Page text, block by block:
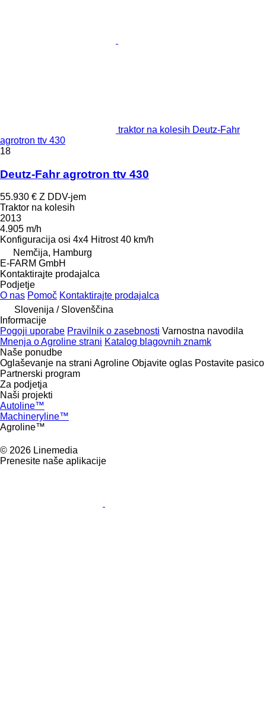
traktor na kolesih Deutz-Fahr
agrotron ttv 430
18
Deutz-Fahr agrotron ttv 430
55.930 € Z DDV-jem
Traktor na kolesih
2013
4.905 m/h
Konfiguracija osi 4x4 Hitrost 40 km/h
Nemčija, Hamburg
E-FARM GmbH
Kontaktirajte prodajalca
Podjetje
O nas Pomoč Kontaktirajte prodajalca
Slovenija / Slovenščina
Informacije
Pogoji uporabe Pravilnik o zasebnosti Varnostna navodila
Mnenja o Agroline strani Katalog blagovnih znamk
Naše ponudbe
Oglaševanje na strani Agroline Objavite oglas Postavite pasico
Partnerski program
Za podjetja
Naši projekti
Autoline™
Machineryline™
Agroline™
© 2026 Linemedia
Prenesite naše aplikacije